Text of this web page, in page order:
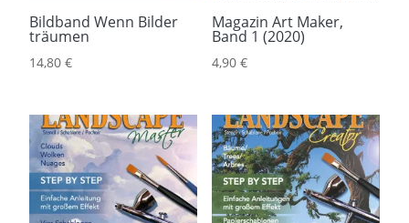
Bildband Wenn Bilder
träumen
14,80 €
Magazin Art Maker,
Band 1 (2020)
4,90 €